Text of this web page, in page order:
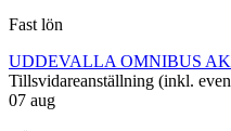
Fast lön
UDDEVALLA OMNIBUS
Tillsvidareanställning (inkl.
07 aug